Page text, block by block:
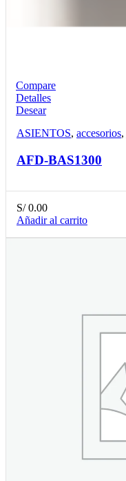
Compare
Detalles
Desear
ASIENTOS, accesorios,
AFD-BAS1300
S/0.00
Añadir al carrito